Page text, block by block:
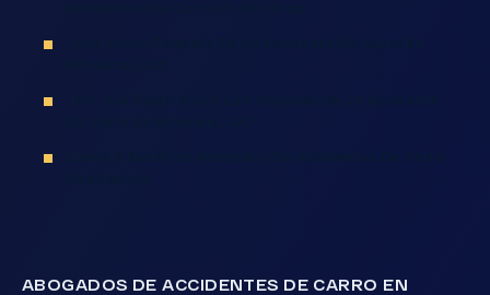
ABOGADOS DE ACCIDENTES DE CARRO EN